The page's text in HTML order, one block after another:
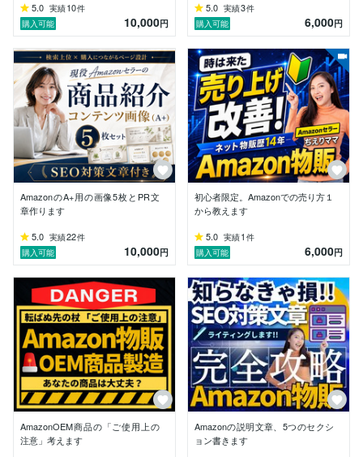
たとえば、
・商品の良さが画像で伝わっていない
・説明文が機能紹介だけで、使用後の生活が想像できな
い
・検索キーワードと、お客様の目的がズレている
・商品ページを整える前に広告費を増やしている
こうした「もったいない部分」は、運営している本人ほ
ど気づきにくいものです。
私は、難しい言葉を並べて一方的に指示するタイプでは
ありません。
しょう」
「広告の前に、まず商品ページを整えた方が良さそうで
「機能より、使った後の変化を見せた方が伝わります」
そんなふうに、店長・運営者の目線で一緒に整理するこ
とを大切にしています。
Amazon物販、楽天市場、商品選定、商品開発、画像改
善、商品ページ、SEO、広告運用、訴求の見直しな
ど、初心者・初中級者の方にも分かりやすくお伝えしま
す。
「次に何をすればいいか分からない」
5.0 実績10件
購入可能
10,000円
5.0 実績3件
購入可能
6,000円
AmazonのA+用の画像5枚とPR文
章作ります
5.0 実績22件
購入可能
10,000円
初心者限定。Amazonでの売り方１
から教えます
5.0 実績1 件
購入可能
6,000円
AmazonOEM商品の「ご使用上の
注意」考えます
Amazonの説明文章、5つのセクシ
ョン書きます